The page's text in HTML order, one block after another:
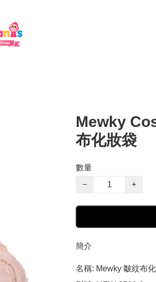
Mewky
布化妝袋
數量
−
+
簡介
名稱: Mewky 皺紋布